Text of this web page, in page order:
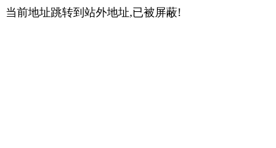
当前地址跳转到站外地址,已被屏蔽!